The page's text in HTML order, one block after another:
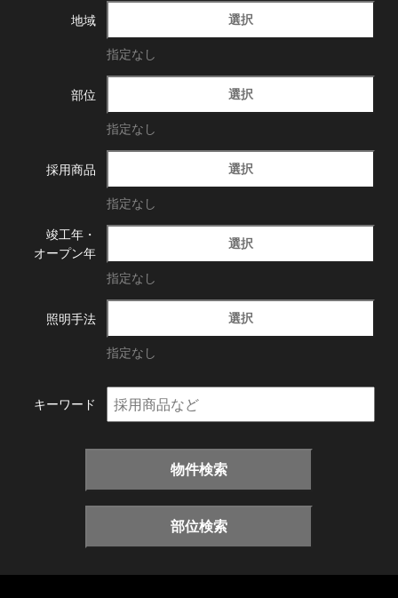
地域 選択
指定なし
部位 選択
指定なし
採用商品 選択
指定なし
竣工年・
オープン年
選択
指定なし
照明手法 選択
指定なし
キーワード
物件検索
部位検索